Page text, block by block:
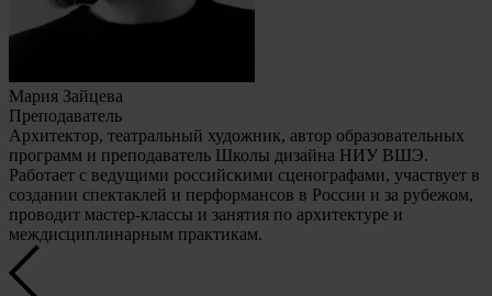
Мария Зайцева
Преподаватель
Архитектор, театральный художник, автор образовательных
программ и преподаватель Школы дизайна НИУ ВШЭ.
Работает с ведущими российскими сценографами, участвует в
создании спектаклей и перформансов в России и за рубежом,
проводит мастер-классы и занятия по архитектуре и
междисциплинарным практикам.